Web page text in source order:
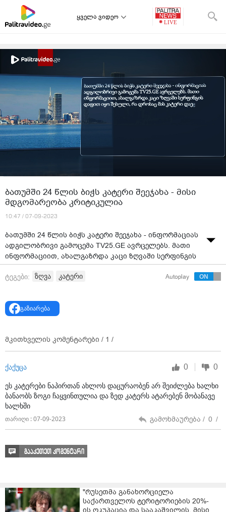
ყველა ვიდეო
ბა­თუმ­ში 24 წლის ბიჭს კა­ტე­რი შე­ე­ჯა­ხა - მისი
მდგომარეობა კრიტიკულია
10:47 / 07-09-2023
ბა­თუმ­ში 24 წლის ბიჭს კა­ტე­რი შე­ე­ჯა­ხა - ინ­ფორ­მა­ცი­ას
ად­გი­ლობ­რი­ვი გა­მო­ცე­მა TV25.GE ავრცე­ლებს. მათი
ინ­ფორ­მა­ცი­ით, ახალ­გაზ­რდა კაცი ზღვა­ში სერ­ფინ­გის
და­ფით იყო შე­სუ­ლი, რა დრო­საც მას კა­ტე­რი და­ე­ჯა­ხა.
ბა­ში მე­დი­ა­სა­შუ­ა­ლე­ბას უთხრეს, რომ პა­ცი­ენ­ტი მარ­
თვით სუნ­თქვა­ზეა და მისი მდგო­მა­რე­ო­ბა, ექი­მე­ბის შე­
შემ­თხვე­ვა 5 სექტემბერს მოხ­და.
ტეგები: ზღვა კატერი Autoplay
გაზიარება
მკითხველის კომენტარები / 1 /
ქაქუცა 0 0
ეს კატერები ნაპირთან ახლოს დაცურაობენ არ შეიძლება ხალხი
ბანაობს ზოგი ჩაყვინთულია და ზედ კატერს ატარებენ მობანავე
ხალხში
თარიღი : 07-09-2023 გამოხმაურება / 0 /
გააკეთეთ კომენტარი
"რუსეთმა განახორციელა
საქართველოს ტერიტორიების 20%-
ის ოკუპაცია და სააკაშვილის, მისი